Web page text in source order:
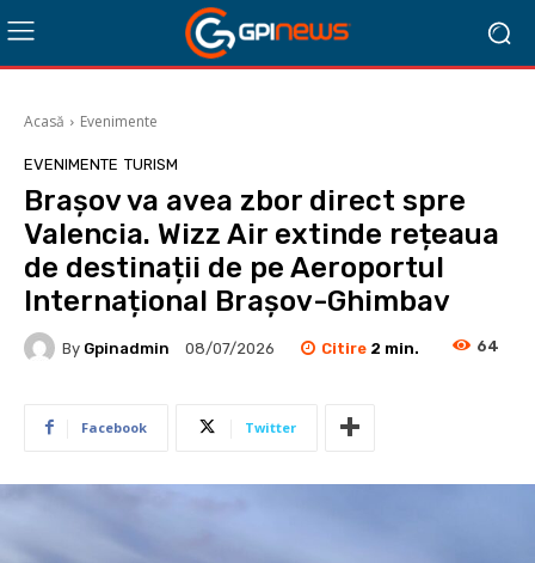
Acasă Evenimente
EVENIMENTE TURISM
Brașov va avea zbor direct spre
Valencia. Wizz Air extinde rețeaua
de destinații de pe Aeroportul
Internațional Brașov-Ghimbav
By Gpinadmin 08/07/2026 Citire 2 min. 64
Facebook Twitter